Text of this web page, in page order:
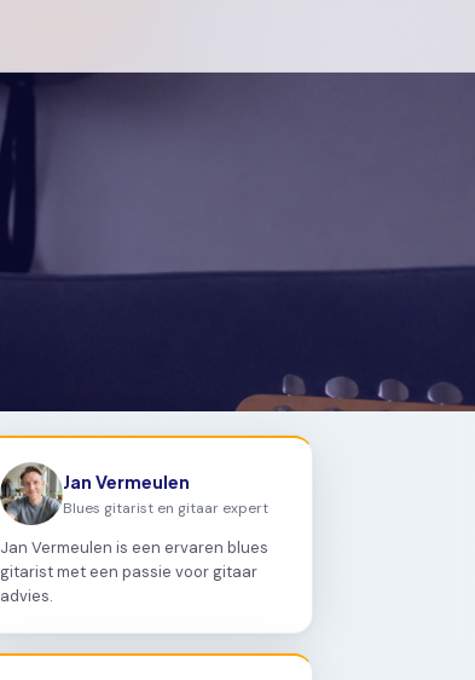
Jan Vermeulen
Blues gitarist en gitaar expert
Jan Vermeulen is een ervaren blues
gitarist met een passie voor gitaar
advies.